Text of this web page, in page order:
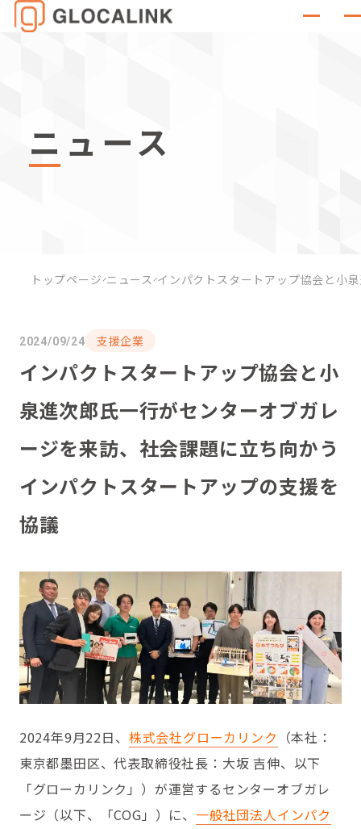
ニュース
トップページ ニュース インパクトスタートアップ協会と小
2024/09/24 支援企業
インパクトスタートアップ協会と小
泉進次郎氏一行がセンターオブガレ
ージを来訪、社会課題に立ち向かう
インパクトスタートアップの支援を
協議
2024年9月22日、 株式会社グローカリンク （本社：
東京都墨田区、代表取締役社長：大坂 吉伸、以下
「グローカリンク」）が運営するセンターオブガレ
ージ（以下、「COG」）に、 一般社団法人インパク